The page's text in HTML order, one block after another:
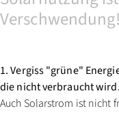
Verschwendung!
1. Vergiss "grüne"
die nicht verbraucht wird.
Auch Solarstrom ist nicht